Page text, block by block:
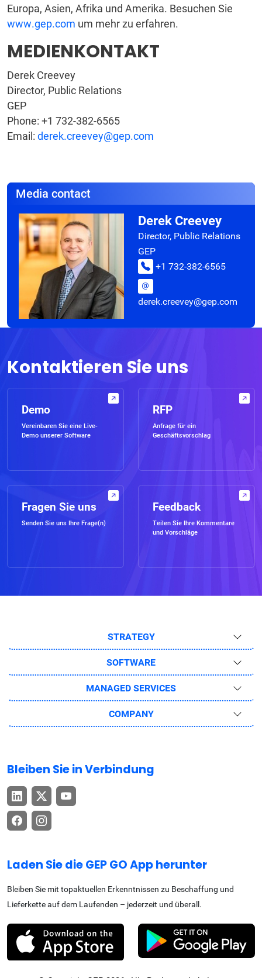
Europa, Asien, Afrika und Amerika. Besuchen Sie
www.gep.com um mehr zu erfahren.
MEDIENKONTAKT
Derek Creevey
Director, Public Relations
GEP
Phone: +1 732-382-6565
Email: derek.creevey@gep.com
Media contact
Derek Creevey
Director, Public Relations
GEP
+1 732-382-6565
derek.creevey@gep.com
Kontaktieren Sie uns
Demo
Vereinbaren Sie eine Live-
Demo unserer Software
RFP
Anfrage für ein
Geschäftsvorschlag
Fragen Sie uns
Senden Sie uns Ihre Frage(n)
Feedback
Teilen Sie Ihre Kommentare
und Vorschläge
STRATEGY
SOFTWARE
MANAGED SERVICES
COMPANY
Bleiben Sie in Verbindung
Laden Sie die GEP GO App herunter
Bleiben Sie mit topaktuellen Erkenntnissen zu Beschaffung und
Lieferkette auf dem Laufenden – jederzeit und überall.